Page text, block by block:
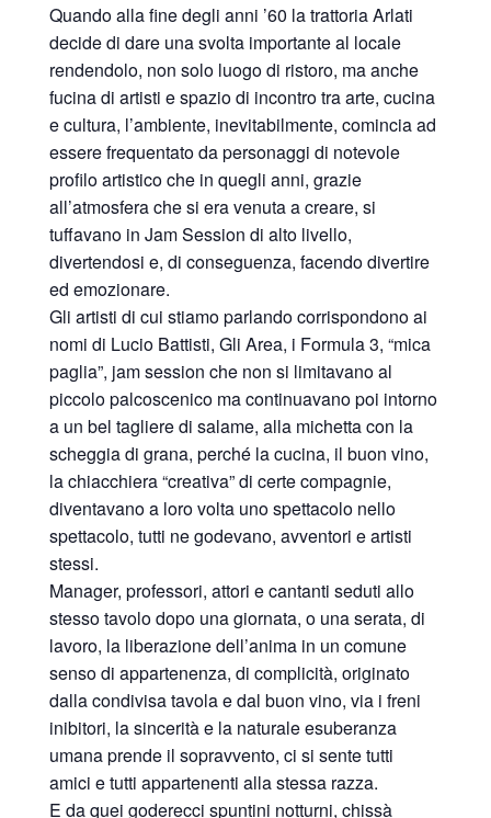
Quando alla fine degli anni ’60 la trattoria Arlati
decide di dare una svolta importante al locale
rendendolo, non solo luogo di ristoro, ma anche
fucina di artisti e spazio di incontro tra arte, cucina
e cultura, l’ambiente, inevitabilmente, comincia ad
essere frequentato da personaggi di notevole
profilo artistico che in quegli anni, grazie
all’atmosfera che si era venuta a creare, si
tuffavano in Jam Session di alto livello,
divertendosi e, di conseguenza, facendo divertire
ed emozionare.
Gli artisti di cui stiamo parlando corrispondono ai
nomi di Lucio Battisti, Gli Area, i Formula 3, “mica
paglia”, jam session che non si limitavano al
piccolo palcoscenico ma continuavano poi intorno
a un bel tagliere di salame, alla michetta con la
scheggia di grana, perché la cucina, il buon vino,
la chiacchiera “creativa” di certe compagnie,
diventavano a loro volta uno spettacolo nello
spettacolo, tutti ne godevano, avventori e artisti
stessi.
Manager, professori, attori e cantanti seduti allo
stesso tavolo dopo una giornata, o una serata, di
lavoro, la liberazione dell’anima in un comune
senso di appartenenza, di complicità, originato
dalla condivisa tavola e dal buon vino, via i freni
inibitori, la sincerità e la naturale esuberanza
umana prende il sopravvento, ci si sente tutti
amici e tutti appartenenti alla stessa razza.
E da quei goderecci spuntini notturni, chissà